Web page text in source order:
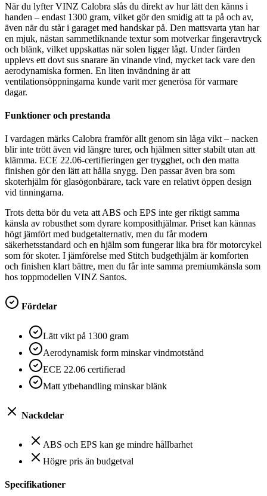
När du lyfter VINZ Calobra slås du direkt av hur lätt den känns i
handen – endast 1300 gram, vilket gör den smidig att ta på och av,
även när du står i garaget med handskar på. Den mattsvarta ytan har
en mjuk, nästan sammetliknande textur som motverkar fingeravtryck
och blänk, vilket uppskattas när solen ligger lågt. Under färden
upplevs ett dovt sus snarare än vinande vind, mycket tack vare den
aerodynamiska formen. En liten invändning är att
ventilationsöppningarna kunde varit mer generösa för varmare
dagar.
Funktioner och prestanda
I vardagen märks Calobra framför allt genom sin låga vikt – nacken
blir inte trött även vid längre turer, och hjälmen sitter stabilt utan att
klämma. ECE 22.06-certifieringen ger trygghet, och den matta
finishen gör den lätt att hålla snygg. Den passar även bra som
skoterhjälm för glasögonbärare, tack vare en relativt öppen design
vid tinningarna.
Trots detta bör du veta att ABS och EPS inte ger riktigt samma
känsla av robusthet som dyrare komposithjälmar. Priset kan kännas
högt jämfört med budgetalternativ, men du får modern
säkerhetsstandard och en hjälm som fungerar lika bra för motorcykel
som för skoter. I jämförelse med Stitch budgethjälm är komforten
och finishen klart bättre, men du får inte samma premiumkänsla som
hos toppmodellen VINZ Santos.
Fördelar
Lätt vikt på 1300 gram
Aerodynamisk form minskar vindmotstånd
ECE 22.06 certifierad
Matt ytbehandling minskar blänk
Nackdelar
ABS och EPS kan ge mindre hållbarhet
Högre pris än budgetval
Specifikationer